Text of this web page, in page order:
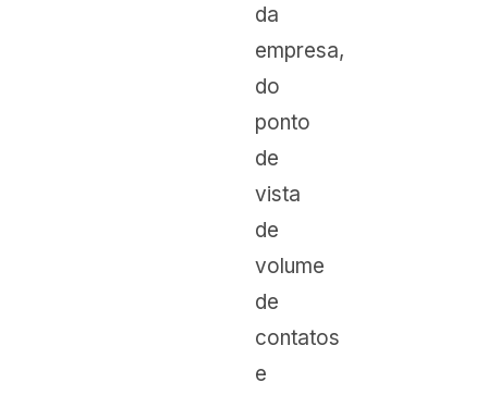
da
empresa,
do
ponto
de
vista
de
volume
de
contatos
e